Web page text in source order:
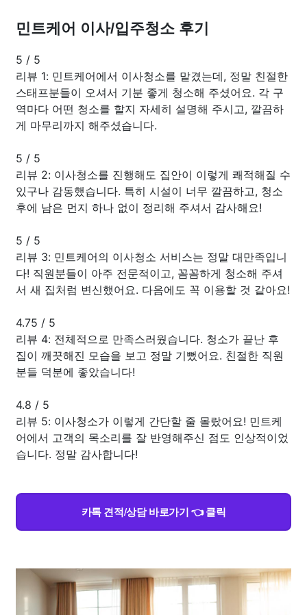
민트케어 이사/입주청소 후기
5 / 5
리뷰 1: 민트케어에서 이사청소를 맡겼는데, 정말 친절한
스태프분들이 오셔서 기분 좋게 청소해 주셨어요. 각 구
역마다 어떤 청소를 할지 자세히 설명해 주시고, 깔끔하
게 마무리까지 해주셨습니다.
5 / 5
리뷰 2: 이사청소를 진행해도 집안이 이렇게 쾌적해질 수
있구나 감동했습니다. 특히 시설이 너무 깔끔하고, 청소
후에 남은 먼지 하나 없이 정리해 주셔서 감사해요!
5 / 5
리뷰 3: 민트케어의 이사청소 서비스는 정말 대만족입니
다! 직원분들이 아주 전문적이고, 꼼꼼하게 청소해 주셔
서 새 집처럼 변신했어요. 다음에도 꼭 이용할 것 같아요!
4.75 / 5
리뷰 4: 전체적으로 만족스러웠습니다. 청소가 끝난 후
집이 깨끗해진 모습을 보고 정말 기뻤어요. 친절한 직원
분들 덕분에 좋았습니다!
4.8 / 5
리뷰 5: 이사청소가 이렇게 간단할 줄 몰랐어요! 민트케
어에서 고객의 목소리를 잘 반영해주신 점도 인상적이었
습니다. 정말 감사합니다!
카톡 견적/상담 바로가기 👈 클릭